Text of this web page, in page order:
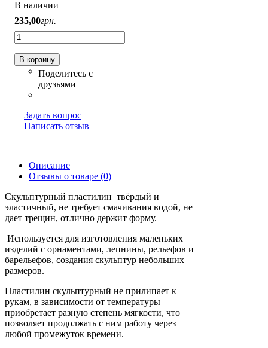
В наличии
235,00грн.
В корзину
Задать вопрос
Написать отзыв
Описание
Отзывы о товаре (0)
Скульптурный пластилин твёрдый и
эластичный, не требует смачивания водой, не
дает трещин, отлично держит форму.
Используется для изготовления маленьких
изделий с орнаментами, лепнины, рельефов и
барельефов, создания скульптур небольших
размеров.
Пластилин скульптурный не прилипает к
рукам, в зависимости от температуры
приобретает разную степень мягкости, что
позволяет продолжать с ним работу через
любой промежуток времени.